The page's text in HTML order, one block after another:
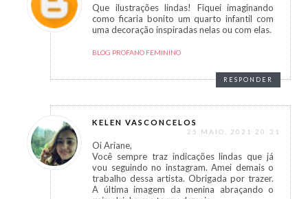
Que ilustrações lindas! Fiquei imaginando
como ficaria bonito um quarto infantil com
uma decoração inspiradas nelas ou com elas.
BLOG PROFANO FEMININO
RESPONDER
KELEN VASCONCELOS
25 MAIO, 2021 20:31
Oi Ariane,
Você sempre traz indicações lindas que já
vou seguindo no instagram. Amei demais o
trabalho dessa artista. Obrigada por trazer.
A última imagem da menina abraçando o